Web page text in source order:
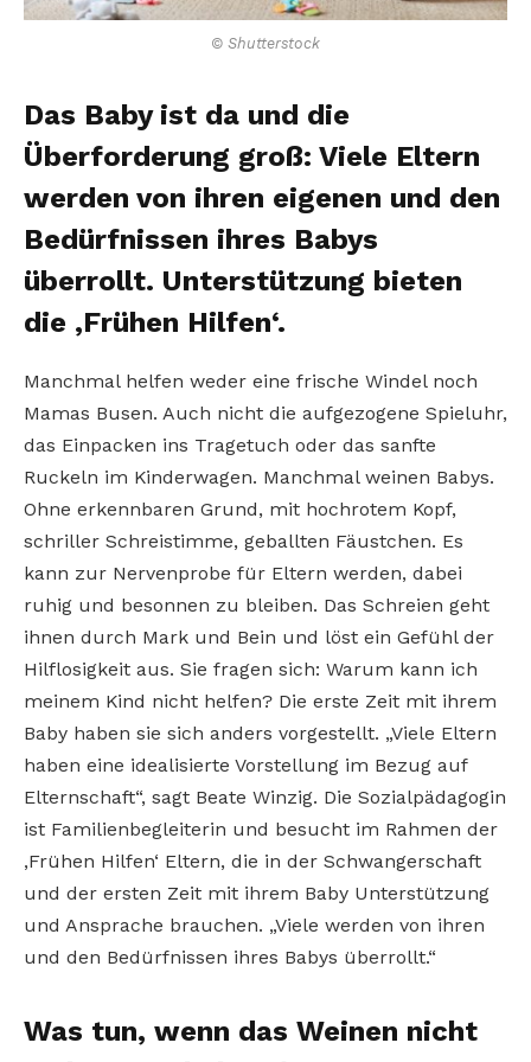
© Shutterstock
Das Baby ist da und die
Überforderung groß: Viele Eltern
werden von ihren eigenen und den
Bedürfnissen ihres Babys
überrollt. Unterstützung bieten
die ‚Frühen Hilfen‘.
Manchmal helfen weder eine frische Windel noch
Mamas Busen. Auch nicht die aufgezogene Spieluhr,
das Einpacken ins Tragetuch oder das sanfte
Ruckeln im Kinderwagen. Manchmal weinen Babys.
Ohne erkennbaren Grund, mit hochrotem Kopf,
schriller Schreistimme, geballten Fäustchen. Es
kann zur Nervenprobe für Eltern werden, dabei
ruhig und besonnen zu bleiben. Das Schreien geht
ihnen durch Mark und Bein und löst ein Gefühl der
Hilflosigkeit aus. Sie fragen sich: Warum kann ich
meinem Kind nicht helfen? Die erste Zeit mit ihrem
Baby haben sie sich anders vorgestellt. „Viele Eltern
haben eine idealisierte Vorstellung im Bezug auf
Elternschaft“, sagt Beate Winzig. Die Sozialpädagogin
ist Familienbegleiterin und besucht im Rahmen der
‚Frühen Hilfen‘ Eltern, die in der Schwangerschaft
und der ersten Zeit mit ihrem Baby Unterstützung
und Ansprache brauchen. „Viele werden von ihren
und den Bedürfnissen ihres Babys überrollt.“
Was tun, wenn das Weinen nicht